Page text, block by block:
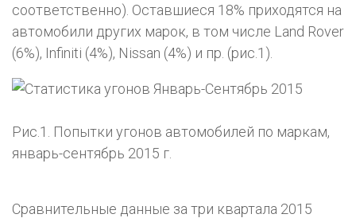
соответственно). Оставшиеся 18% приходятся на
автомобили других марок, в том числе Land Rover
(6%), Infiniti (4%), Nissan (4%) и пр. (рис.1).
Рис.1. Попытки угонов автомобилей по маркам,
январь-сентябрь 2015 г.
Сравнительные данные за три квартала 2015